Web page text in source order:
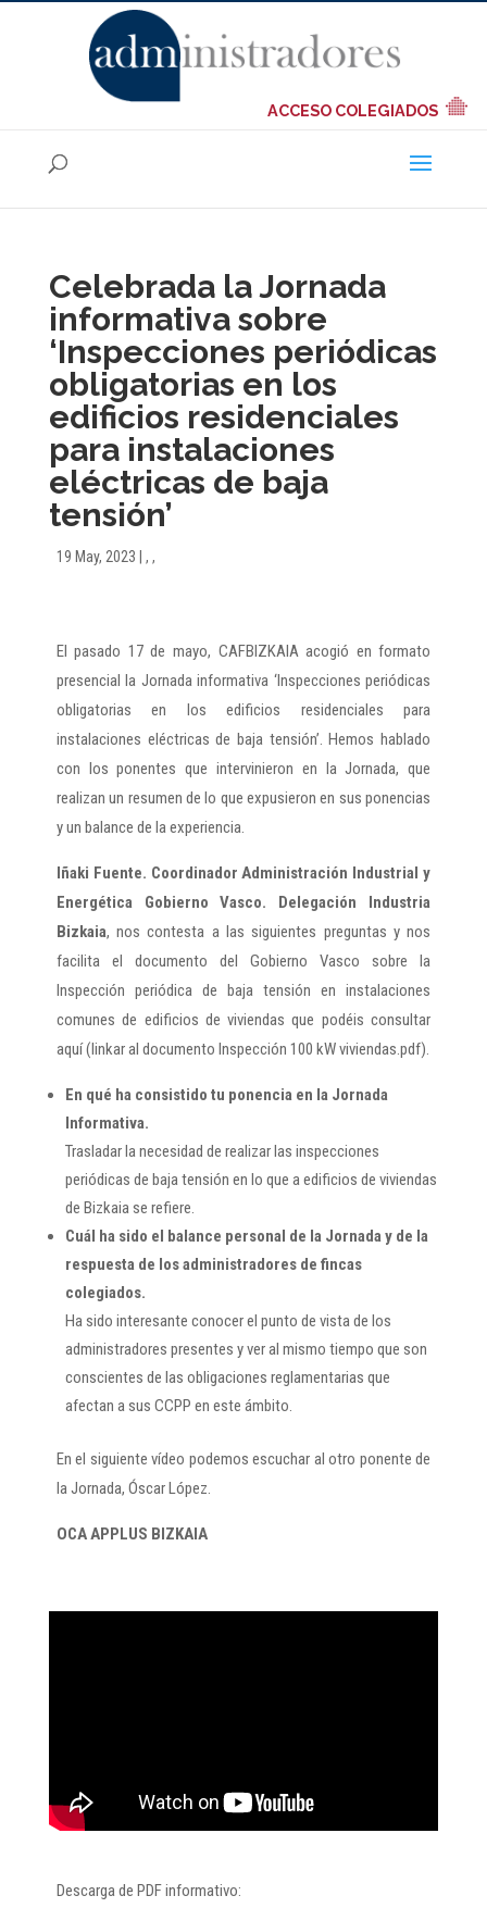
ACCESO COLEGIADOS
Celebrada la Jornada
informativa sobre
‘Inspecciones periódicas
obligatorias en los
edificios residenciales
para instalaciones
eléctricas de baja
tensión’
19 May, 2023 , ,
El pasado 17 de mayo, CAFBIZKAIA acogió en formato
presencial la Jornada informativa ‘Inspecciones periódicas
obligatorias en los edificios residenciales para
instalaciones eléctricas de baja tensión’. Hemos hablado
con los ponentes que intervinieron en la Jornada, que
realizan un resumen de lo que expusieron en sus ponencias
y un balance de la experiencia.
Iñaki Fuente. Coordinador Administración Industrial y
Energética Gobierno Vasco. Delegación Industria
Bizkaia, nos contesta a las siguientes preguntas y nos
facilita el documento del Gobierno Vasco sobre la
Inspección periódica de baja tensión en instalaciones
comunes de edificios de viviendas que podéis consultar
aquí (linkar al documento Inspección 100 kW viviendas.pdf).
En qué ha consistido tu ponencia en la Jornada
Informativa.
Trasladar la necesidad de realizar las inspecciones
periódicas de baja tensión en lo que a edificios de viviendas
de Bizkaia se refiere.
Cuál ha sido el balance personal de la Jornada y de la
respuesta de los administradores de fincas
colegiados.
Ha sido interesante conocer el punto de vista de los
administradores presentes y ver al mismo tiempo que son
conscientes de las obligaciones reglamentarias que
afectan a sus CCPP en este ámbito.
En el siguiente vídeo podemos escuchar al otro ponente de
la Jornada, Óscar López.
OCA APPLUS BIZKAIA
Descarga de PDF informativo: